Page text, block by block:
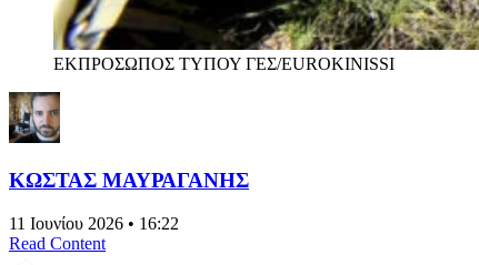
ΕΚΠΡΟΣΩΠΟΣ ΤΥΠΟΥ ΓΕΣ/EUROKINISSI
ΚΩΣΤΑΣ ΜΑΥΡΑΓΑΝΗΣ
11 Ιουνίου 2026 • 16:22
Read Content